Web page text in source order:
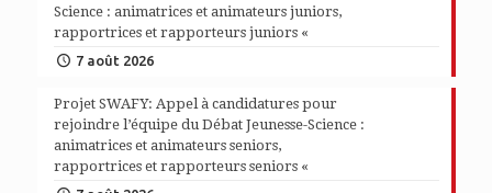
Science : animatrices et animateurs juniors,
rapportrices et rapporteurs juniors «
7 août 2026
Projet SWAFY: Appel à candidatures pour
rejoindre l’équipe du Débat Jeunesse-Science :
animatrices et animateurs seniors,
rapportrices et rapporteurs seniors «